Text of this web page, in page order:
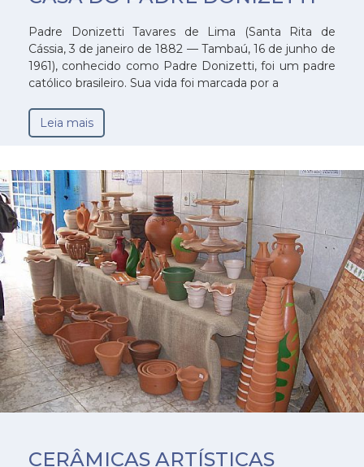
Padre Donizetti Tavares de Lima (Santa Rita de
Cássia, 3 de janeiro de 1882 — Tambaú, 16 de junho de
1961), conhecido como Padre Donizetti, foi um padre
católico brasileiro. Sua vida foi marcada por a
Leia mais
CERÂMICAS ARTÍSTICAS